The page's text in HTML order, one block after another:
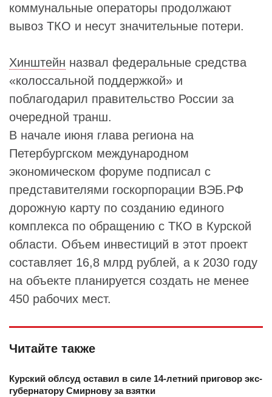
коммунальные операторы продолжают
вывоз ТКО и несут значительные потери.
Хинштейн назвал федеральные средства
«колоссальной поддержкой» и
поблагодарил правительство России за
очередной транш.
В начале июня глава региона на
Петербургском международном
экономическом форуме подписал с
представителями госкорпорации ВЭБ.РФ
дорожную карту по созданию единого
комплекса по обращению с ТКО в Курской
области. Объем инвестиций в этот проект
составляет 16,8 млрд рублей, а к 2030 году
на объекте планируется создать не менее
450 рабочих мест.
Читайте также
Курский облсуд оставил в силе 14-летний приговор экс-
губернатору Смирнову за взятки